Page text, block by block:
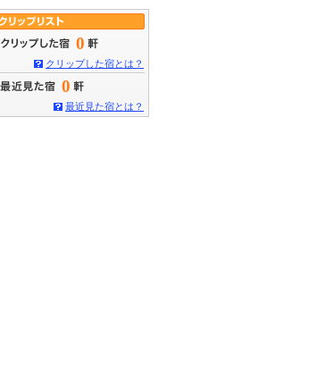
0
クリップした宿とは？
0
最近見た宿とは？